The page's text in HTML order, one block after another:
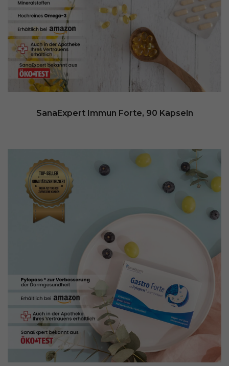
SanaExpert Immun Forte, 90 Kapseln